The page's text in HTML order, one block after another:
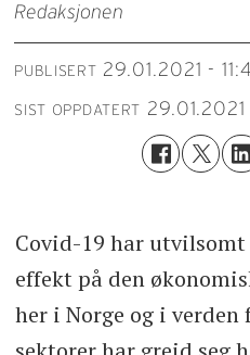
Redaksjonen
PUBLISERT 29.01.2021 -
SIST OPPDATERT
Covid-19 har
effekt på den
her i Norge og i verden